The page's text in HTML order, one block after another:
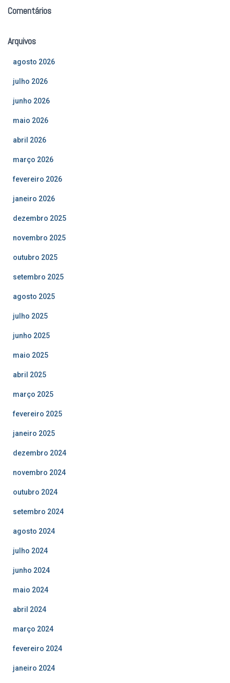
Comentários
Arquivos
agosto 2026
julho 2026
junho 2026
maio 2026
abril 2026
março 2026
fevereiro 2026
janeiro 2026
dezembro 2025
novembro 2025
outubro 2025
setembro 2025
agosto 2025
julho 2025
junho 2025
maio 2025
abril 2025
março 2025
fevereiro 2025
janeiro 2025
dezembro 2024
novembro 2024
outubro 2024
setembro 2024
agosto 2024
julho 2024
junho 2024
maio 2024
abril 2024
março 2024
fevereiro 2024
janeiro 2024